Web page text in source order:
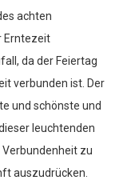
achten
Erntezeit
da der Feiertag
verbunden ist. Der
und schönste und
leuchtenden
zu
auszudrücken.